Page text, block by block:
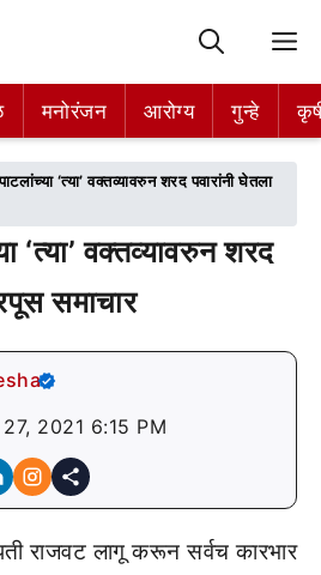
मनोरंजन आरोग्य गुन्हे
मनोरंजन आरोग्य गुन्हे
‘त्या’ वक्तव्यावरुन शरद पवारांनी घेतला
‘त्या’ वक्तव्यावरुन शरद
समाचार
2021 6:15 PM
राजवट लागू करून सर्वच कारभार